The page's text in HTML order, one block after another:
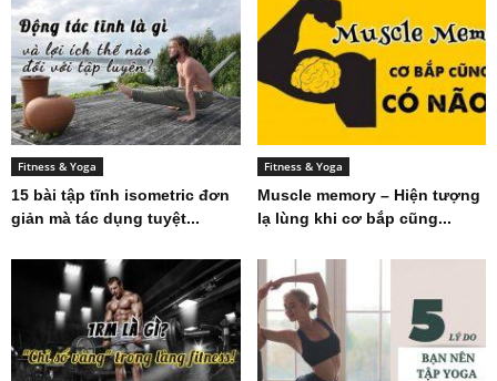
Fitness & Yoga
15 bài tập tĩnh isometric đơn
giản mà tác dụng tuyệt...
Fitness & Yoga
Muscle memory – Hiện tượng
lạ lùng khi cơ bắp cũng...